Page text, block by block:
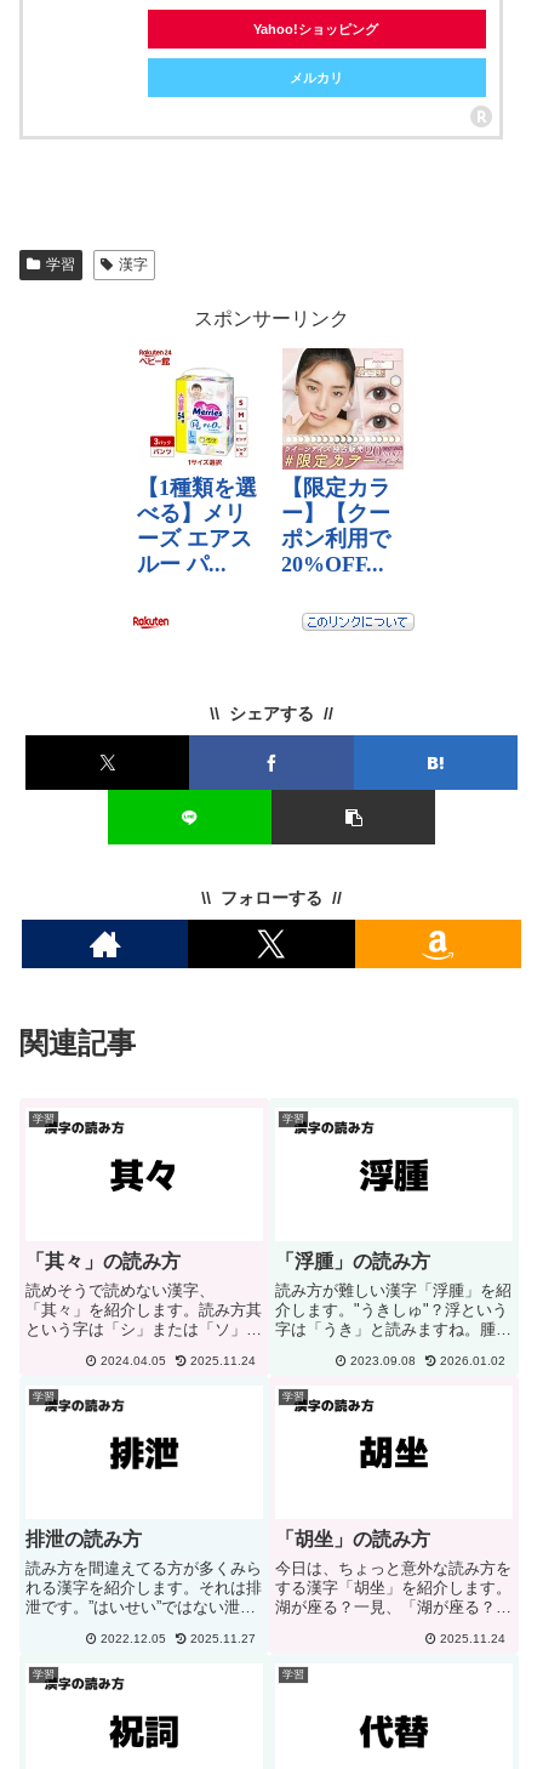
Yahoo!ショッピング
メルカリ
学習 漢字
スポンサーリンク
シェアする
フォローする
関連記事
学習
「其々」の読み方
読めそうで読めない漢字、
「其々」を紹介します。読み方其
という字は「シ」または「ソ」と
其々をシシやソソとは呼びませ
ん。「それぞれ」と呼びます。各
自、一人一人というような意味に
2024.04.05 2025.11.24
学習
「浮腫」の読み方
読み方が難しい漢字「浮腫」を紹
介します。"うきしゅ"？浮という
字は「うき」と読みますね。腫と
うきしゅと読んでしまう方がいま
すが、残念ながらそうではありま
せん。正しい読み方は「むくみ」
2023.09.08 2026.01.02
学習
排泄の読み方
読み方を間違えてる方が多くみら
れる漢字を紹介します。それは排
泄です。”はいせい”ではない泄と
る方がおおく、排泄を「はいせ
い」と呼ばれている方が多くいま
す。正しくは「せつ」と読みま
2022.12.05 2025.11.27
学習
「胡坐」の読み方
今日は、ちょっと意外な読み方を
する漢字「胡坐」を紹介します。
湖が座る？一見、「湖が座る？」
は「胡」は「湖」から部首のさん
ずいを取った字、「坐」は「座」
から部首のまだれを取った字なん
2025.11.24
学習 学習